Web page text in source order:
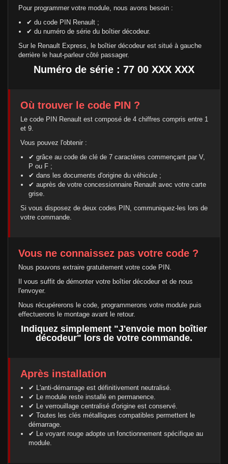
Pour programmer votre module, nous avons besoin :
✔ du code PIN Renault ;
✔ du numéro de série du boîtier décodeur.
Sur le Renault Express, le boîtier décodeur est situé à gauche
derrière le haut-parleur côté passager.
Numéro de série : 77 00 XXX XXX
Où trouver le code PIN ?
Le code PIN Renault est composé de 4 chiffres compris entre 1
et 9.
Vous pouvez l'obtenir :
✔ grâce au code de clé de 7 caractères commençant par V,
P ou F ;
✔ dans les documents d'origine du véhicule ;
✔ auprès de votre concessionnaire Renault avec votre carte
grise.
Si vous disposez de deux codes PIN, communiquez-les lors de
votre commande.
Vous ne connaissez pas votre code ?
Nous pouvons extraire gratuitement votre code PIN.
Il vous suffit de démonter votre boîtier décodeur et de nous
l'envoyer.
Nous récupérerons le code, programmerons votre module puis
effectuerons le montage avant le retour.
Indiquez simplement "J'envoie mon boîtier
décodeur" lors de votre commande.
Après installation
✔ L'anti-démarrage est définitivement neutralisé.
✔ Le module reste installé en permanence.
✔ Le verrouillage centralisé d'origine est conservé.
✔ Toutes les clés métalliques compatibles permettent le
démarrage.
✔ Le voyant rouge adopte un fonctionnement spécifique au
module.